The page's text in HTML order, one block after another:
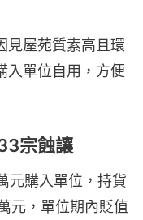
見屋苑質素高且環
入單位自用，方便
宗蝕讓
元購入單位，持貨
元，單位期內貶值